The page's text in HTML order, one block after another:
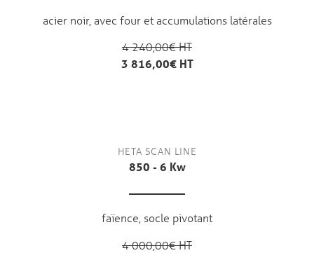
acier noir, avec four et accumulations latérales
4 240,00€ HT
3 816,00€ HT
HETA SCAN LINE
850 - 6 Kw
faïence, socle pivotant
4 000,00€ HT